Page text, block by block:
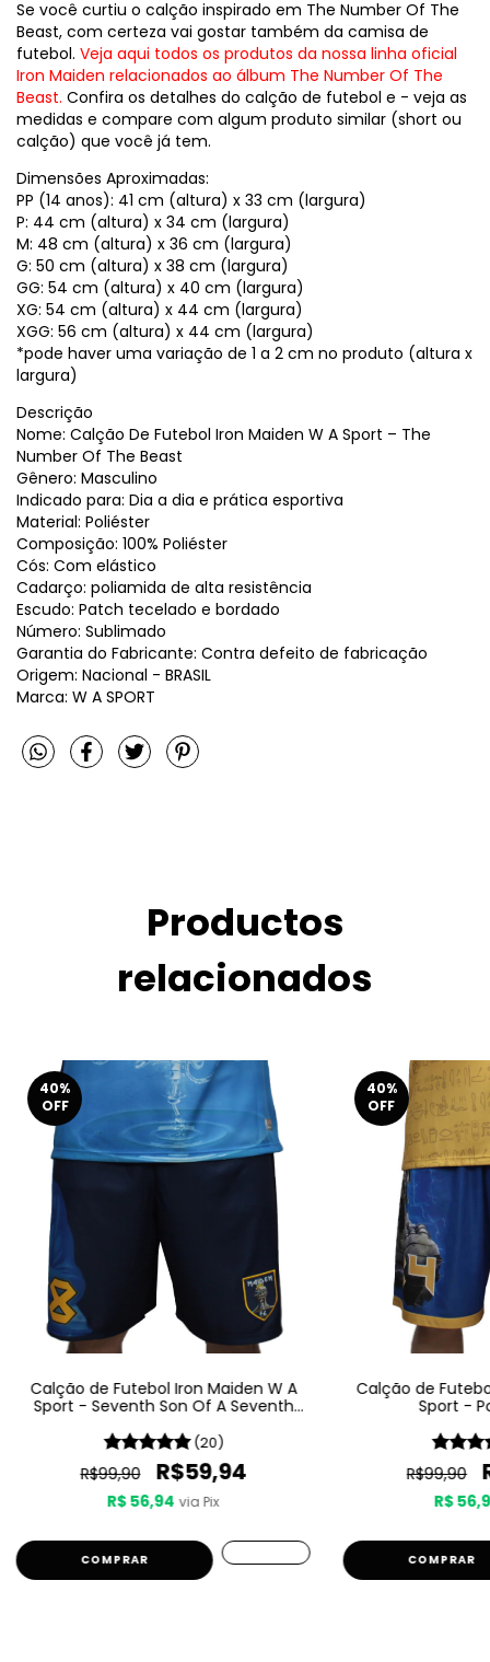
Se você curtiu o calção inspirado em The Number Of The
Beast, com certeza vai gostar também da camisa de
futebol. Veja aqui todos os produtos da nossa linha oficial
Iron Maiden relacionados ao álbum The Number Of The
Beast. Confira os detalhes do calção de futebol e - veja as
medidas e compare com algum produto similar (short ou
calção) que você já tem.
Dimensões Aproximadas:
PP (14 anos): 41 cm (altura) x 33 cm (largura)
P: 44 cm (altura) x 34 cm (largura)
M: 48 cm (altura) x 36 cm (largura)
G: 50 cm (altura) x 38 cm (largura)
GG: 54 cm (altura) x 40 cm (largura)
XG: 54 cm (altura) x 44 cm (largura)
XGG: 56 cm (altura) x 44 cm (largura)
*pode haver uma variação de 1 a 2 cm no produto (altura x
largura)
Descrição
Nome: Calção De Futebol Iron Maiden W A Sport – The
Number Of The Beast
Gênero: Masculino
Indicado para: Dia a dia e prática esportiva
Material: Poliéster
Composição: 100% Poliéster
Cós: Com elástico
Cadarço: poliamida de alta resistência
Escudo: Patch tecelado e bordado
Número: Sublimado
Garantia do Fabricante: Contra defeito de fabricação
Origem: Nacional - BRASIL
Marca: W A SPORT
Productos
relacionados
40%
OFF
Calção de Futebol Iron Maiden W A
Sport - Seventh Son Of A Seventh
(20)
R$99,90 R$59,94
R$ 56,94 via Pix
COMPRAR
40%
OFF
Calção de
Sport -
R$99,90
R$
COMPRAR